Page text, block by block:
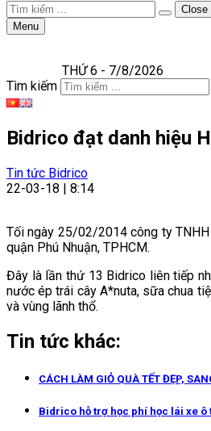
Close
Menu
THỨ 6 - 7/8/2026
Tìm kiếm
Bidrico đạt danh hiệu
Tin tức Bidrico
22-03-18 | 8:14
Tối ngày 25/02/2014 công ty
quận Phú Nhuận, TPHCM.
Đây là lần thứ 13 Bidrico liên tiếp
nước ép trái cây A*nuta, sữa chua
và vùng lãnh thổ.
Tin tức khác:
CÁCH LÀM GIỎ QUÀ TẾT ĐẸP,
Bidrico hỗ trợ học phí học lái xe ô